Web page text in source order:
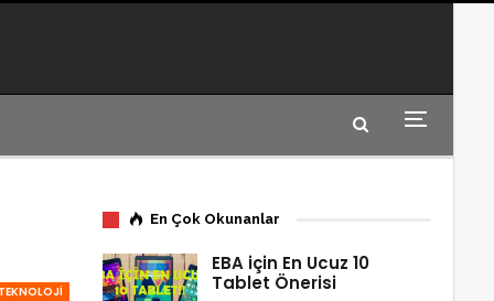
TEKNOLOJİ
En Çok Okunanlar
EBA için En Ucuz 10
Tablet Önerisi